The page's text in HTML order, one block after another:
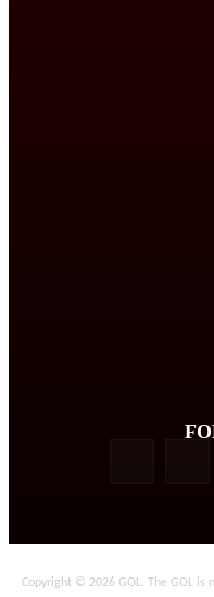
Copyright © 2026 GOL. The GOL